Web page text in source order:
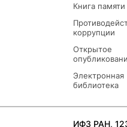
Книга памяти
коррупции
Открытое
Электронная
библиотека
ИФЗ РАН,